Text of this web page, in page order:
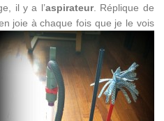
il y a l’aspirateur. Réplique de
joie à chaque fois que je le vois